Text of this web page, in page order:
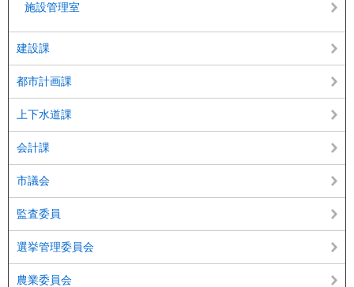
施設管理室
建設課
都市計画課
上下水道課
会計課
市議会
監査委員
選挙管理委員会
農業委員会